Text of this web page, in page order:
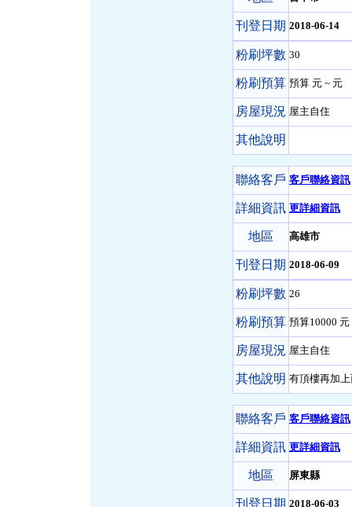
刊登日期 2018-06-14
粉刷坪數 30
粉刷預算 預算 元 ~ 元
房屋現況 屋主自住
其他說明
聯絡客戶 客戶聯絡資訊
詳細資訊 更詳細資訊
地區 高雄市
刊登日期 2018-06-09
粉刷坪數 26
粉刷預算 預算10000 元
房屋現況 屋主自住
其他說明 有頂樓再加
聯絡客戶 客戶聯絡資訊
詳細資訊 更詳細資訊
地區 屏東縣
刊登日期 2018-06-03